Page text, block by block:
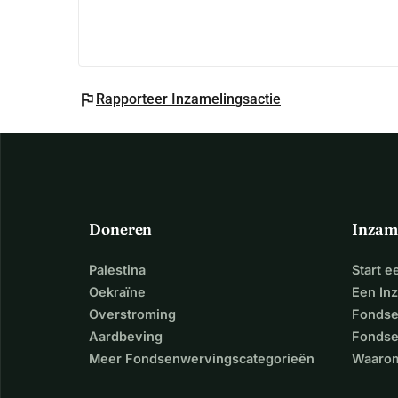
flag Rapporteer Inzamelingsactie
Doneren
Palestina
Oekraïne
Overstroming
Aardbeving
Meer Fondsenwervingscategorieën
Start
Een